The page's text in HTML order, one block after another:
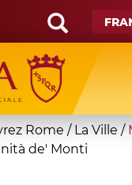
Rome / La Ville /
de' Monti